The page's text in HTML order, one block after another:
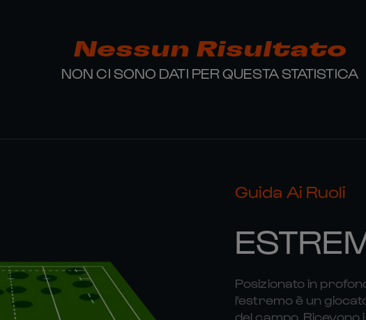
Nessun Risultato
NON CI SONO DATI PER QUESTA STATISTICA
Guida Ai Ruoli
Posizionato in
l'estremo è un
del campo. Ricevono